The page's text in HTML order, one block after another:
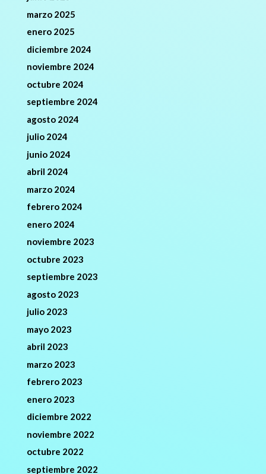
marzo 2025
enero 2025
diciembre 2024
noviembre 2024
octubre 2024
septiembre 2024
agosto 2024
julio 2024
junio 2024
abril 2024
marzo 2024
febrero 2024
enero 2024
noviembre 2023
octubre 2023
septiembre 2023
agosto 2023
julio 2023
mayo 2023
abril 2023
marzo 2023
febrero 2023
enero 2023
diciembre 2022
noviembre 2022
octubre 2022
septiembre 2022